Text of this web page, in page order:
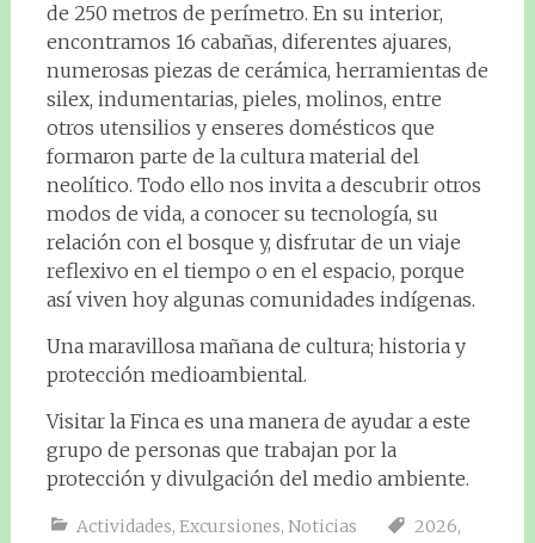
de 250 metros de perímetro. En su interior,
encontramos 16 cabañas, diferentes ajuares,
numerosas piezas de cerámica, herramientas de
silex, indumentarias, pieles, molinos, entre
otros utensilios y enseres domésticos que
formaron parte de la cultura material del
neolítico. Todo ello nos invita a descubrir otros
modos de vida, a conocer su tecnología, su
relación con el bosque y, disfrutar de un viaje
reflexivo en el tiempo o en el espacio, porque
así viven hoy algunas comunidades indígenas.
Una maravillosa mañana de cultura; historia y
protección medioambiental.
Visitar la Finca es una manera de ayudar a este
grupo de personas que trabajan por la
protección y divulgación del medio ambiente.
Actividades, Excursiones, Noticias 2026,